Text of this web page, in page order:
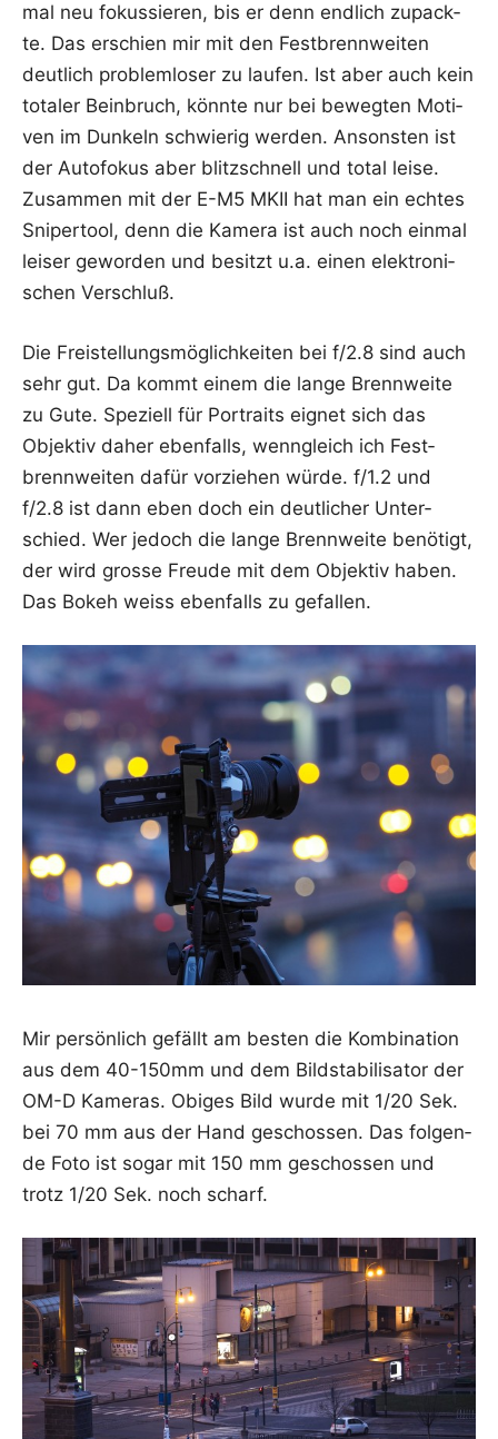
mal neu fokus­sie­ren, bis er denn end­lich zupack­
te. Das erschien mir mit den Fest­brenn­wei­ten
deut­lich pro­blem­lo­ser zu lau­fen. Ist aber auch kein
tota­ler Bein­bruch, könn­te nur bei beweg­ten Moti­
ven im Dun­keln schwie­rig wer­den. Ansons­ten ist
der Auto­fo­kus aber blitz­schnell und total lei­se.
Zusam­men mit der E-M5 MKII hat man ein ech­tes
Sni­per­tool, denn die Kame­ra ist auch noch ein­mal
lei­ser gewor­den und besitzt u.a. einen elek­tro­ni­
schen Verschluß.
Die Frei­stel­lungs­mög­lich­kei­ten bei f/2.8 sind auch
sehr gut. Da kommt einem die lan­ge Brenn­wei­te
zu Gute. Spe­zi­ell für Por­traits eig­net sich das
Objek­tiv daher eben­falls, wenn­gleich ich Fest­
brenn­wei­ten dafür vor­zie­hen wür­de. f/1.2 und
f/2.8 ist dann eben doch ein deut­li­cher Unter­
schied. Wer jedoch die lan­ge Brenn­wei­te benö­tigt,
der wird gros­se Freu­de mit dem Objek­tiv haben.
Das Bokeh weiss eben­falls zu gefallen.
Mir per­sön­lich gefällt am bes­ten die Kom­bi­na­ti­on
aus dem 40-150mm und dem Bild­sta­bi­li­sa­tor der
OM-D Kame­ras. Obi­ges Bild wur­de mit 1/20 Sek.
bei 70 mm aus der Hand geschos­sen. Das fol­gen­
de Foto ist sogar mit 150 mm geschos­sen und
trotz 1/20 Sek. noch scharf.